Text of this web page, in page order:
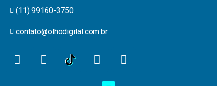
(11) 99160-3750
contato@olhodigital.com.br